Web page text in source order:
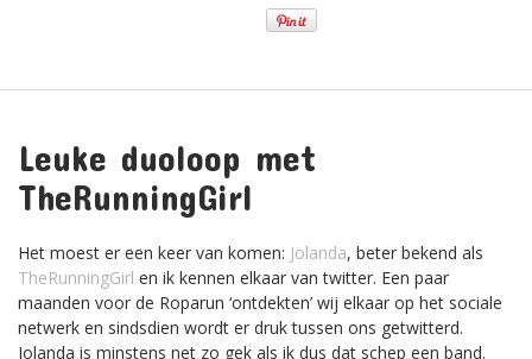
Leuke duoloop met
TheRunningGirl
Het moest er een keer van komen: Jolanda, beter bekend als
TheRunningGirl en ik kennen elkaar van twitter. Een paar
maanden voor de Roparun ‘ontdekten’ wij elkaar op het sociale
netwerk en sindsdien wordt er druk tussen ons getwitterd.
Jolanda is minstens net zo gek als ik dus dat schep een band.